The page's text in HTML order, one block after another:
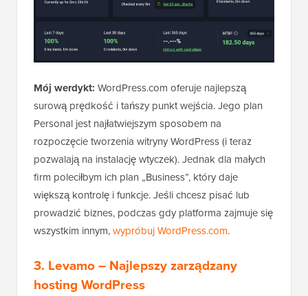
Mój werdykt: WordPress.com oferuje najlepszą
surową prędkość i tańszy punkt wejścia. Jego plan
Personal jest najłatwiejszym sposobem na
rozpoczęcie tworzenia witryny WordPress (i teraz
pozwalają na instalację wtyczek). Jednak dla małych
firm poleciłbym ich plan „Business”, który daje
większą kontrolę i funkcje. Jeśli chcesz pisać lub
prowadzić biznes, podczas gdy platforma zajmuje się
wszystkim innym,wypróbuj WordPress.com.
3. Levamo– Najlepszy zarządzany
hosting WordPress